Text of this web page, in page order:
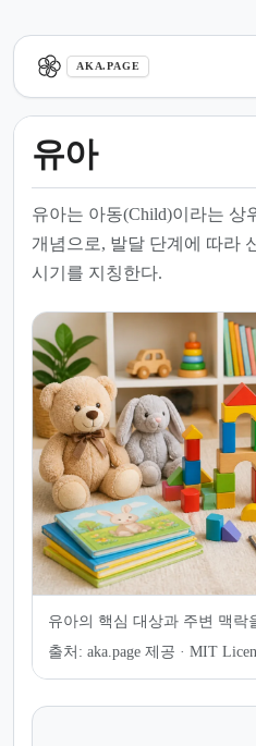
AKA.PAGE
유아
유아는 아동(Child)이라는 상
개념으로, 발달 단계에 따라
시기를 지칭한다.
유아의 핵심 대상과 주변 맥락
출처: aka.page 제공 · MIT